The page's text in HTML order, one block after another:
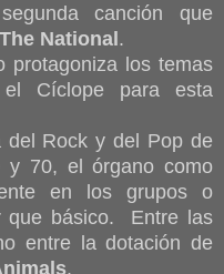
canción que
The National .
protagoniza los temas
Cíclope para esta
del Rock y del Pop de
y 70, el órgano como
en los grupos o
que básico. Entre las
entre la dotación de
.